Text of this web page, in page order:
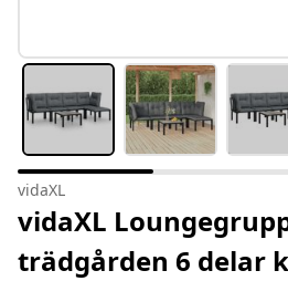
vidaXL
vidaXL
trädgården 6 delar